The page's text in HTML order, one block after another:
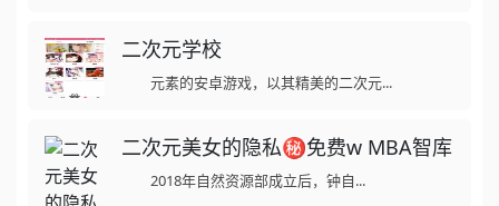
二次元学校
元素的安卓游戏，以其精美的二次元...
二次元美女的隐私㊙️免费w MBA智库
2018年自然资源部成立后，钟自...